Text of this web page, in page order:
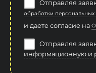
Отправляя
обработки
и даете согласие на
Отправляя
информационную и